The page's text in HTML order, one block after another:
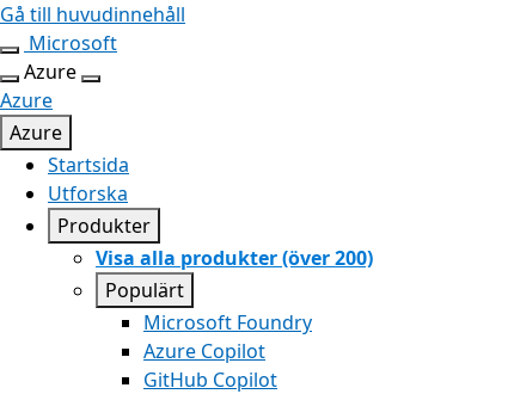
Gå till huvudinnehåll
Microsoft
Azure
Azure
Azure
Startsida
Utforska
Produkter
Visa alla produkter (över 200)
Populärt
Microsoft Foundry
Azure Copilot
GitHub Copilot